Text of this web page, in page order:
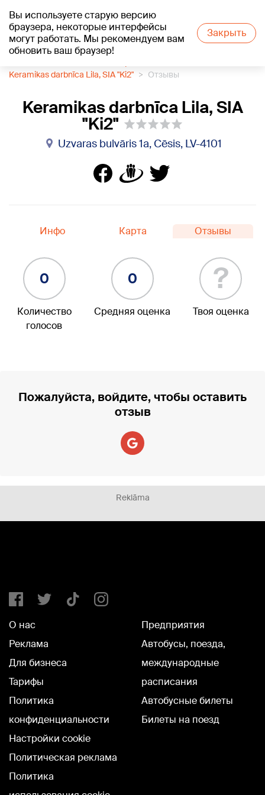
Вы используете старую версию
браузера, некоторые интерфейсы
могут работать. Мы рекомендуем вам
обновить ваш браузер!
Закрыть
+21°C
Keramikas darbnīca Lila, SIA "Ki2"
Отзывы
Keramikas darbnīca Lila, SIA
"Ki2"
Uzvaras bulvāris 1a, Cēsis, LV-4101
Инфо Карта Отзывы
0
Количество
голосов
0
Средняя оценка
?
Твоя оценка
Пожалуйста, войдите, чтобы оставить
отзыв
Reklāma
О нас
Реклама
Для бизнеса
Тарифы
Политика
конфиденциальности
Настройки cookie
Политическая реклама
Политика
Предприятия
Автобусы, поезда,
международные
расписания
Автобусные билеты
Билеты на поезд